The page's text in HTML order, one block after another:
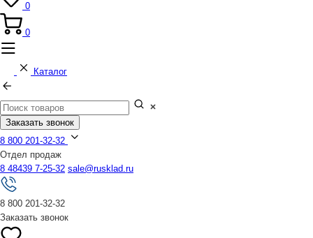
0
0
Каталог
Заказать звонок
8 800 201-32-32
Отдел продаж
8 48439 7-25-32 sale@rusklad.ru
8 800 201-32-32
Заказать звонок